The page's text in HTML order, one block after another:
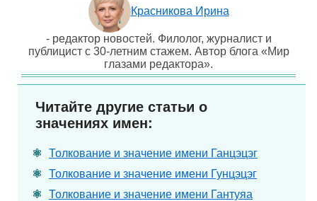
Красникова Ирина
- редактор новостей. Филолог, журналист и
публицист с 30-летним стажем. Автор блога «Мир
глазами редактора».
Читайте другие статьи о
значениях имен:
Толкование и значение имени Ганцэцэг
Толкование и значение имени Гунцэцэг
Толкование и значение имени Гантуяа